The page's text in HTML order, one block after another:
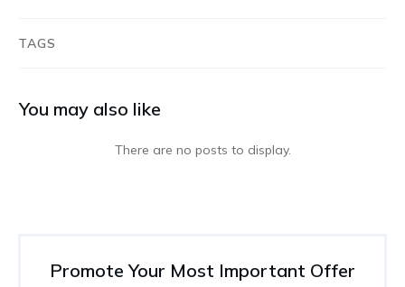
TAGS
You may also like
Promote Your Most Important Offer